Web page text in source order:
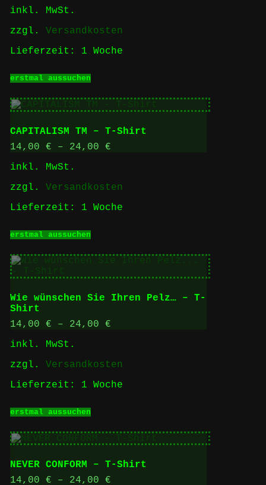
gewählt
inkl. MwSt.
zzgl. Versandkosten
Lieferzeit: 1 Woche
erstmal aussuchenProdukt
mehrere
Varianten
Die
Optionen
Produktseite
werden
CAPITALISM TM – T-Shirt
14,00 € – 24,00 €
inkl. MwSt.
zzgl. Versandkosten
Lieferzeit: 1 Woche
erstmal aussuchenProdukt
mehrere
auf.
Die
Optionen
auf
werden
Wie wünschen Sie Ihren Pelz… – T-
Shirt
14,00 € – 24,00 €
inkl. MwSt.
zzgl. Versandkosten
Lieferzeit: 1 Woche
erstmal aussuchenProdukt
mehrere
Varianten
auf.
Die
Optionen
NEVER CONFORM – T-Shirt
14,00 € – 24,00 €